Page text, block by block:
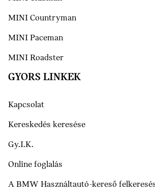
MINI Countryman
MINI Paceman
MINI Roadster
GYORS LINKEK
Kapcsolat
Kereskedés keresése
Gy.I.K.
Online foglalás
A BMW Használtautó-kereső